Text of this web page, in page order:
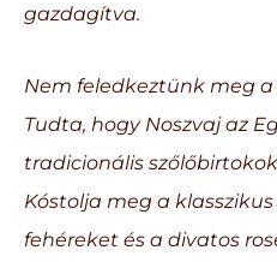
gazdagítva.
Nem feledkeztünk meg
Tudta, hogy Noszvaj az
tradicionális
Kóstolja meg a
fehéreket és a divatos